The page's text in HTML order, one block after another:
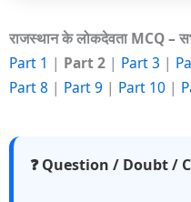
राजस्थान के लोकदेवता MCQ –
Part 1 | Part 2 | Part 3 |
Part 8 | Part 9 | Part 10 |
❓ Question / Doubt /